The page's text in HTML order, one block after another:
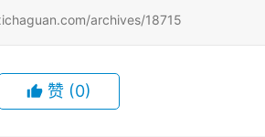
archives/18715
赞 (0)